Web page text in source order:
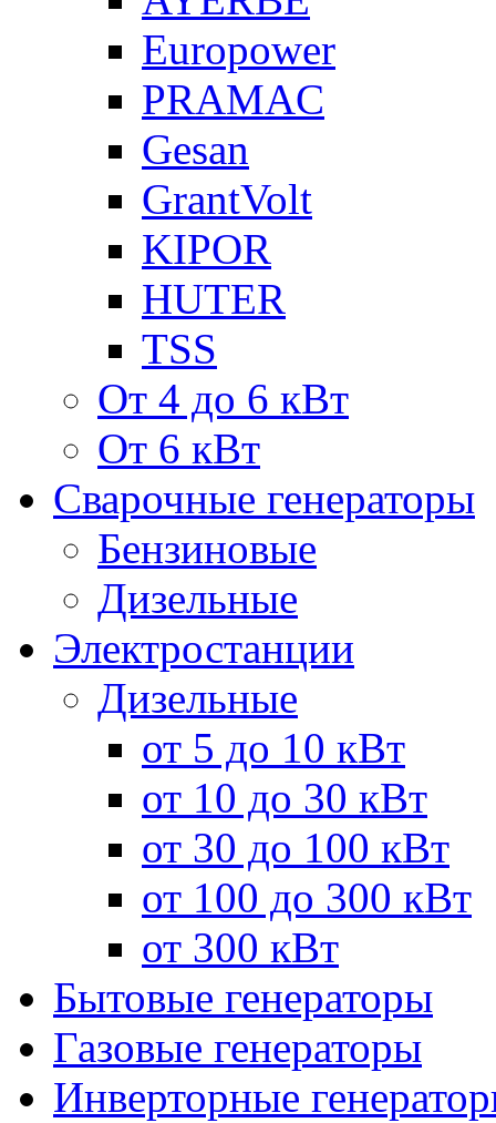
Europower
PRAMAC
Gesan
GrantVolt
KIPOR
HUTER
TSS
От 4 до 6 кВт
От 6 кВт
Сварочные генераторы
Бензиновые
Дизельные
Электростанции
Дизельные
от 5 до 10 кВт
от 10 до 30 кВт
от 30 до 100 кВт
от 100 до 300 кВт
от 300 кВт
Бытовые генераторы
Газовые генераторы
Инверторные